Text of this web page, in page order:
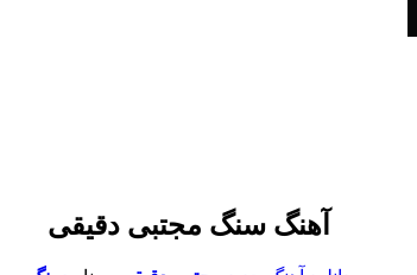
آهنگ سنگ مجتبی دقیقی